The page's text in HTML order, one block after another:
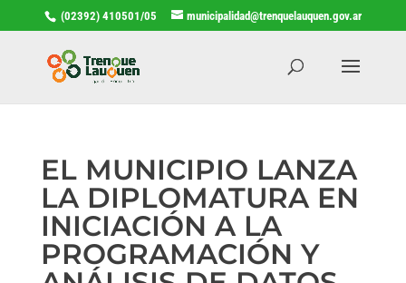
(02392) 410501/05 municipalidad@trenquelauquen.gov.ar
EL MUNICIPIO LANZA
LA DIPLOMATURA EN
INICIACIÓN A LA
PROGRAMACIÓN Y